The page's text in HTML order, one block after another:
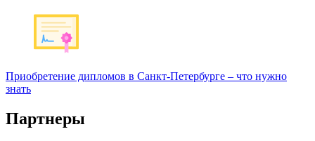
Приобретение дипломов в Санкт-Петербурге – что нужно
знать
Партнеры